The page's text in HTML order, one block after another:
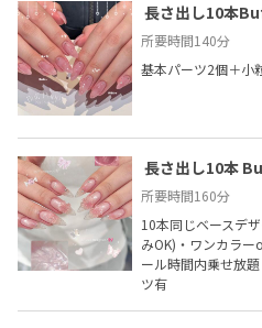
長さ出し10本
所要時間140分
基本パーツ2個＋小
長さ出し10本
所要時間160分
10本同じベースデ
みOK)・ワンカラ
ール時間内乗せ放
ツ有